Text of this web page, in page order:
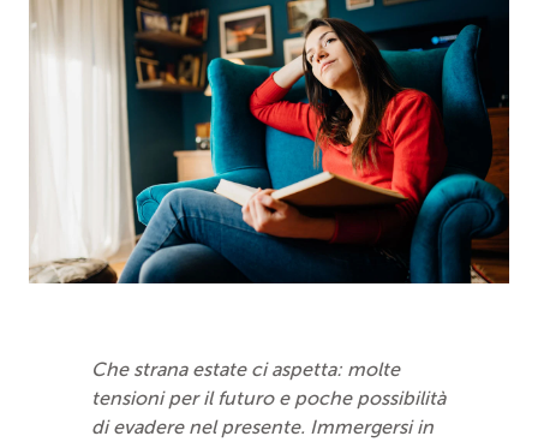
Che strana estate ci aspetta: molte
tensioni per il futuro e poche possibilità
di evadere nel presente. Immergersi in